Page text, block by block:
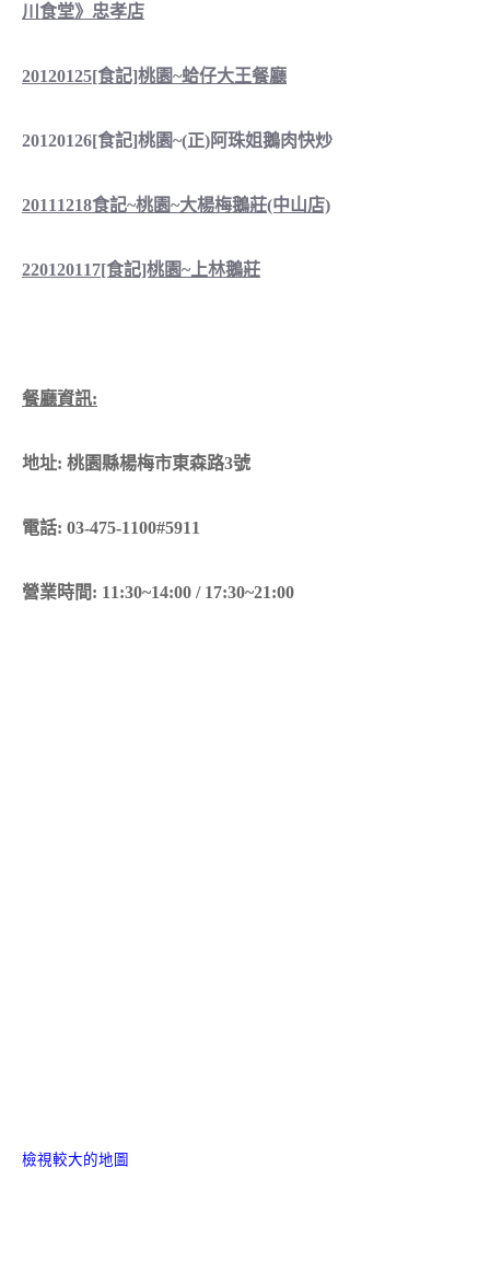
川食堂》忠孝店
20120125[食記]桃園~蛤仔大王餐廳
20120126[食記]桃園~(正)阿珠姐鵝肉快炒
20111218食記~桃園~大楊梅鵝莊(中山店)
220120117[食記]桃園~上林鵝莊
餐廳資訊:
地址: 桃園縣楊梅市東森路3號
電話: 03-475-1100#5911
營業時間: 11:30~14:00 / 17:30~21:00
檢視較大的地圖